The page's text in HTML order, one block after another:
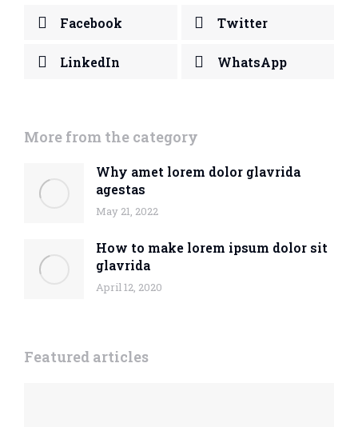
Facebook Twitter
LinkedIn WhatsApp
More from the category
Why amet lorem dolor glavrida
agestas
May 21, 2022
How to make lorem ipsum dolor sit
glavrida
April 12, 2020
Featured articles